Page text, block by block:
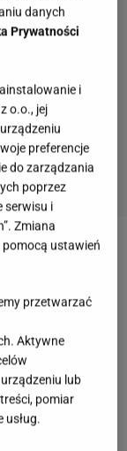
się
gościła w
otworzyła się
sama
że w jej życiu
zmiany.
ekscytuje
danych
Prywatności
i
o.o., jej
preferencje
do zarządzania
poprzez
serwisu i
Zmiana
ustawień
przetwarzać
Aktywne
lub
pomiar
usług.